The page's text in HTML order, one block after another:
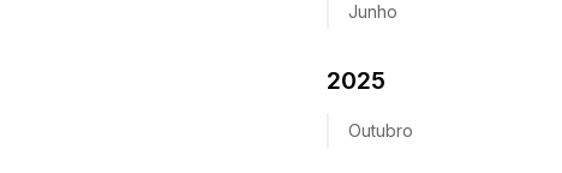
Junho
2025
Outubro